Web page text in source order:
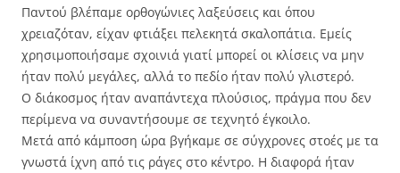
Παντού βλέπαμε ορθογώνιες λαξεύσεις και όπου
χρειαζόταν, είχαν φτιάξει πελεκητά σκαλοπάτια. Εμείς
χρησιμοποιήσαμε σχοινιά γιατί μπορεί οι κλίσεις να μην
ήταν πολύ μεγάλες, αλλά το πεδίο ήταν πολύ γλιστερό.
Ο διάκοσμος ήταν αναπάντεχα πλούσιος, πράγμα που δεν
περίμενα να συναντήσουμε σε τεχνητό έγκοιλο.
Μετά από κάμποση ώρα βγήκαμε σε σύγχρονες στοές με τα
γνωστά ίχνη από τις ράγες στο κέντρο. Η διαφορά ήταν